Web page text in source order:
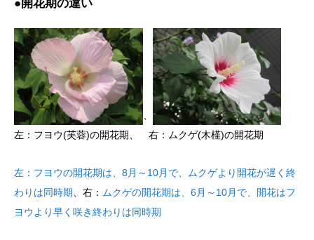
●開花期の違い
、
左：フヨウ(芙蓉)の開花期、 右：ムクゲ(木槿)の開花期
左：フヨウの開花期は、8月～10月で、ムクゲより開花が遅く終
わりは同時期 、右： ムクゲの開花期は、6月～10月で、開花はフ
ヨウより早く咲き終わりは同時期